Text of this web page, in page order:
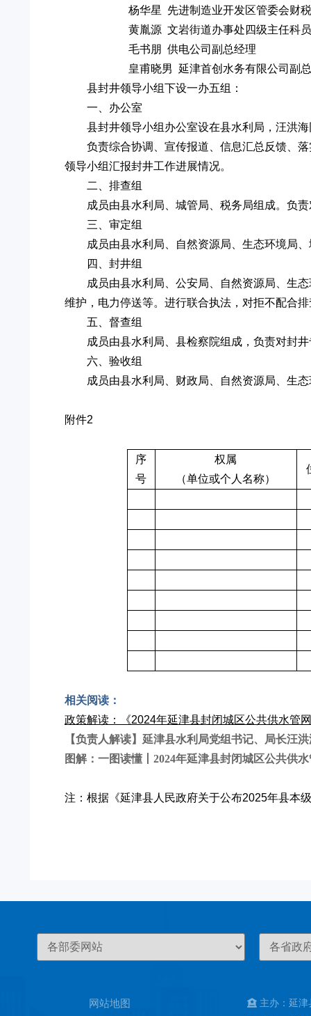
杨华星 先进制造业开发区管委会财税
黄胤源 文岩街道办事处四级
毛书朋 供电公司副总经理
皇甫晓男 延津首创水务有限公
县封井领导小组下设一办五组：
一、办公室
县封井领导小组办公室设在县水利局，汪洪
负责综合协调、宣传报道、信息汇总反馈、
领导小组汇报封井工作进展情况。
二、排查组
成员由县水利局、城管局、税务局组成。负
三、审定组
成员由县水利局、自然资源局、生态环境局
四、封井组
成员由县水利局、公安局、自然资源局、生
维护，电力停送等。进行联合执法，对拒不配合
五、督查组
成员由县水利局、县检察院组成，负责对封
六、验收组
成员由县水利局、财政局、自然资源局、生
附件2
序
号
权属
（单位或个人名称）
相关阅读：
政策解读：《2024年延津县封闭城区公共供水管
【负责人解读】延津县水利局党组书记、局长汪
图解：一图读懂丨2024年延津县封闭城区公共供
注：根据《延津县人民政府关于公布2025年县本
网站地图
主办：延